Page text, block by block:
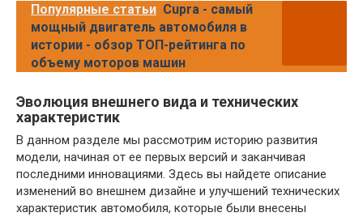
Популярные статьи Cupra - самый
мощный двигатель автомобиля в
истории - обзор ТОП-рейтинга по
объему моторов машин
Эволюция внешнего вида и технических
характеристик
В данном разделе мы рассмотрим историю развития
модели, начиная от ее первых версий и заканчивая
последними инновациями. Здесь вы найдете описание
изменений во внешнем дизайне и улучшений технических
характеристик автомобиля, которые были внесены